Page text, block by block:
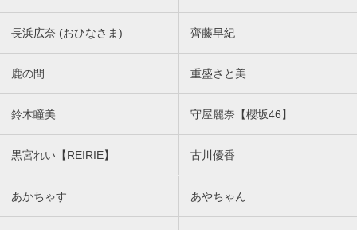
長浜広奈 (おひなさま) 齊藤早紀
鹿の間 重盛さと美
鈴木瞳美 守屋麗奈【櫻坂46】
黒宮れい【REIRIE】 古川優香
あかちゃす あやちゃん